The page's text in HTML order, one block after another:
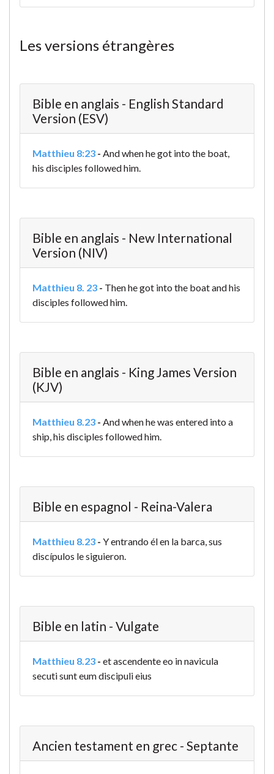
Les versions étrangères
Bible en anglais - English Standard
Version (ESV)
Matthieu 8:23 - And when he got into the boat,
his disciples followed him.
Bible en anglais - New International
Version (NIV)
Matthieu 8. 23 - Then he got into the boat and his
disciples followed him.
Bible en anglais - King James Version
(KJV)
Matthieu 8.23 - And when he was entered into a
ship, his disciples followed him.
Bible en espagnol - Reina-Valera
Matthieu 8.23 - Y entrando él en la barca, sus
discípulos le siguieron.
Bible en latin - Vulgate
Matthieu 8.23 - et ascendente eo in navicula
secuti sunt eum discipuli eius
Ancien testament en grec - Septante